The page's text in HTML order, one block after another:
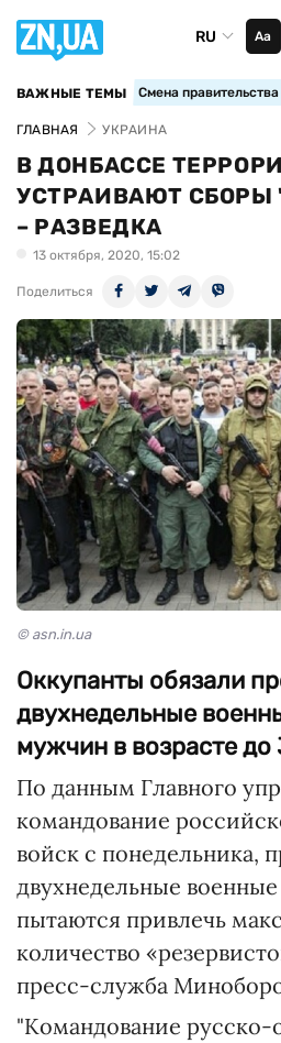
RU Аа
ВАЖНЫЕ ТЕМЫ Смена
ГЛАВНАЯ УКРАИНА
В ДОНБАССЕ
УСТРАИВАЮТ СБОРЫ
– РАЗВЕДКА
13 октября, 2020, 15:02
Поделиться
© asn.in.ua
Оккупанты обязали
двухнедельные
мужчин в возрасте до
По данным Главного
командование
войск с понедельника,
двухнедельные
пытаются привлечь
количество
пресс-служба
"Командование русско-